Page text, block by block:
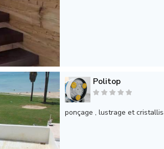
Politop
ponçage , lustrage et